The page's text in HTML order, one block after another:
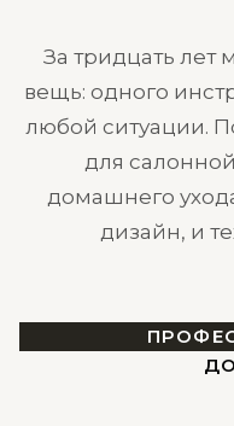
За тридцать лет
вещь: одного
любой ситуации.
для
домашнего
дизайн, и